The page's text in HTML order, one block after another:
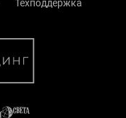
Техподдержка